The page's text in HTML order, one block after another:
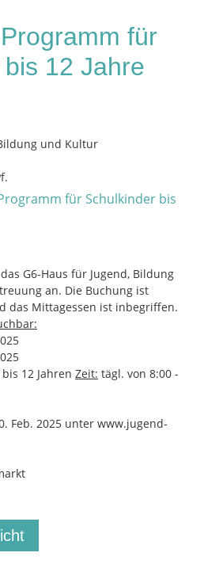
für
12 Jahre
und Kultur
G6-Haus für Jugend, Bildung
an. Die Buchung ist
das Mittagessen ist inbegriffen.
12 Jahren Zeit: tägl. von 8:00 -
Feb. 2025 unter www.jugend-